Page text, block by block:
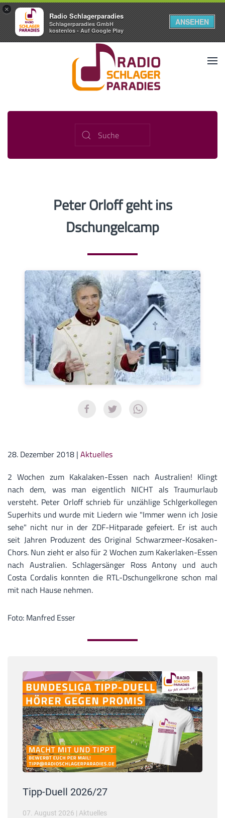
×
Radio Schlagerparadies
Schlagerparadies GmbH
kostenlos - Auf Google Play
ANSEHEN
Peter Orloff geht ins
Dschungelcamp
28. Dezember 2018 | Aktuelles
2 Wochen zum Kakalaken-Essen nach Australien! Klingt
nach dem, was man eigentlich NICHT als Traumurlaub
versteht. Peter Orloff schrieb für unzählige Schlgerkollegen
Superhits und wurde mit Liedern wie "Immer wenn ich Josie
sehe" nicht nur in der ZDF-Hitparade gefeiert. Er ist auch
seit Jahren Produzent des Original Schwarzmeer-Kosaken-
Chors. Nun zieht er also für 2 Wochen zum Kakerlaken-Essen
nach Australien. Schlagersänger Ross Antony und auch
Costa Cordalis konnten die RTL-Dschungelkrone schon mal
mit nach Hause nehmen.
Foto: Manfred Esser
Tipp-Duell 2026/27
07. August 2026 | Aktuelles